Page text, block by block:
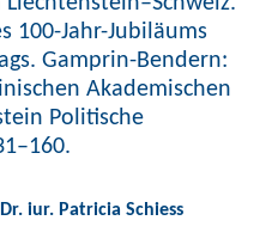
100-Jahr-Jubiläums
Gamprin-Bendern:
Akademischen
Politische
iur. Patricia Schiess